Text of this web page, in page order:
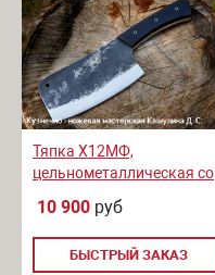
Тяпка Х12МФ,
цельнометаллическая со
10 900 руб
БЫСТРЫЙ ЗАКАЗ